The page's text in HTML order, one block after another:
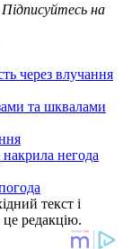
на
через влучання
та шквалами
негода
текст і
редакцію.